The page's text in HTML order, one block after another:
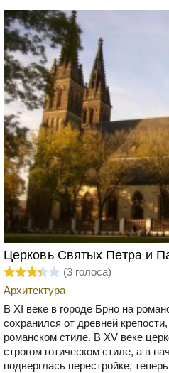
Церковь Святых Петра и
(3 голоса)
Архитектура
В XI веке в городе Брно на
сохранился от древней
романском стиле. В XV веке
строгом готическом стиле, а в
подверглась перестройке,